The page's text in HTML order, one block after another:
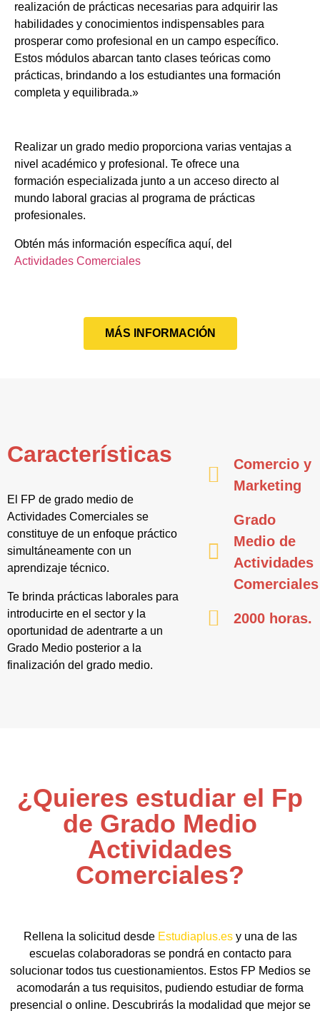
realización de prácticas necesarias para adquirir las
habilidades y conocimientos indispensables para
prosperar como profesional en un campo específico.
Estos módulos abarcan tanto clases teóricas como
prácticas, brindando a los estudiantes una formación
completa y equilibrada.»
Realizar un grado medio proporciona varias ventajas a
nivel académico y profesional. Te ofrece una
formación especializada junto a un acceso directo al
mundo laboral gracias al programa de prácticas
profesionales.
Obtén más información específica aquí, del
Actividades Comerciales
MÁS INFORMACIÓN
Características
El FP de grado medio de
Actividades Comerciales se
constituye de un enfoque práctico
simultáneamente con un
aprendizaje técnico.
Te brinda prácticas laborales para
introducirte en el sector y la
oportunidad de adentrarte a un
Grado Medio posterior a la
finalización del grado medio.
Comercio y
Marketing
Grado
Medio de
Actividades
Comerciales
2000 horas.
¿Quieres estudiar el Fp
de Grado Medio
Actividades
Comerciales?
Rellena la solicitud desde Estudiaplus.esy una de las
escuelas colaboradoras se pondrá en contacto para
solucionar todos tus cuestionamientos. Estos FP Medios se
acomodarán a tus requisitos, pudiendo estudiar de forma
presencial o online. Descubrirás la modalidad que mejor se